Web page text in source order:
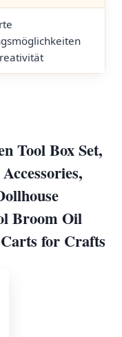
Tool Box Set,
Broom Oil
for Crafts